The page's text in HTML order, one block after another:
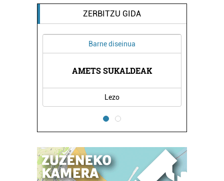
ZERBITZU GIDA
Barne diseinua
AMETS SUKALDEAK
Lezo